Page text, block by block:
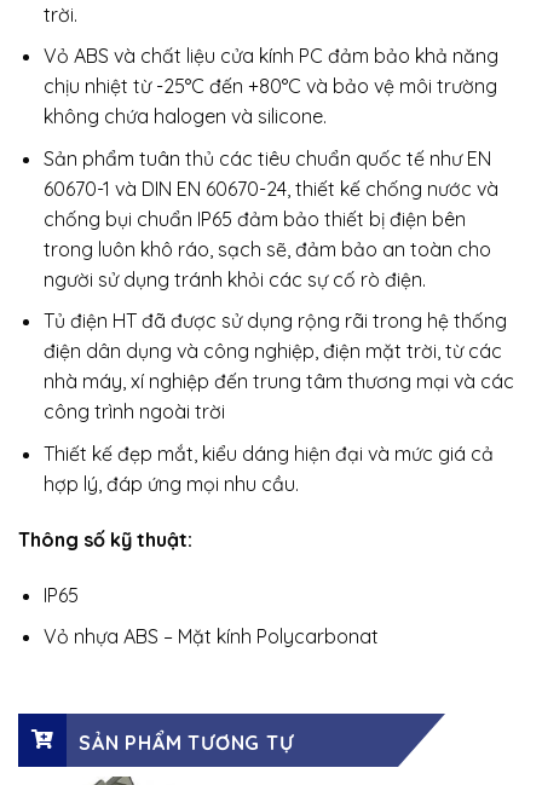
trời.
Vỏ ABS và chất liệu cửa kính PC đảm bảo khả năng
chịu nhiệt từ -25°C đến +80°C và bảo vệ môi trường
không chứa halogen và silicone.
Sản phẩm tuân thủ các tiêu chuẩn quốc tế như EN
60670-1 và DIN EN 60670-24, thiết kế chống nước và
chống bụi chuẩn IP65 đảm bảo thiết bị điện bên
trong luôn khô ráo, sạch sẽ, đảm bảo an toàn cho
người sử dụng tránh khỏi các sự cố rò điện.
Tủ điện HT đã được sử dụng rộng rãi trong hệ thống
điện dân dụng và công nghiệp, điện mặt trời, từ các
nhà máy, xí nghiệp đến trung tâm thương mại và các
công trình ngoài trời
Thiết kế đẹp mắt, kiểu dáng hiện đại và mức giá cả
hợp lý, đáp ứng mọi nhu cầu.
Thông số kỹ thuật:
IP65
Vỏ nhựa ABS – Mặt kính Polycarbonat
SẢN PHẨM TƯƠNG TỰ